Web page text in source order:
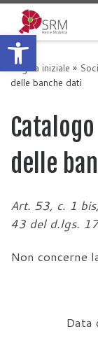
Apri la
Passa al contenuto
Pagina iniziale »
delle banche dati
delle
Art. 53, c. 1
43 del d.lgs.
Non concerne
Data